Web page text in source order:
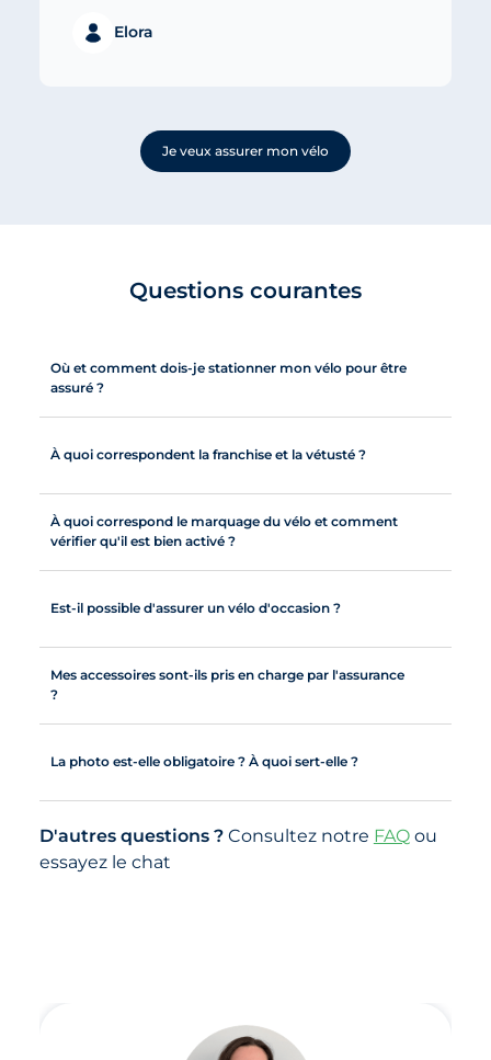
Elora
Je veux assurer mon vélo
Questions courantes
Où et comment dois-je stationner mon vélo pour être
assuré ?
À quoi correspondent la franchise et la vétusté ?
À quoi correspond le marquage du vélo et comment
vérifier qu'il est bien activé ?
Est-il possible d'assurer un vélo d'occasion ?
Mes accessoires sont-ils pris en charge par l'assurance
?
La photo est-elle obligatoire ? À quoi sert-elle ?
D'autres questions ?Consultez notre FAQou
essayez le chat